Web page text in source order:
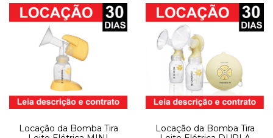
Locação da Bomba Tira
Locação da Bomba Tira